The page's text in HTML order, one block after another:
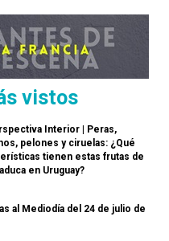
vistos
Interior | Peras,
pelones y ciruelas: ¿Qué
tienen estas frutas de
en Uruguay?
al Mediodía del 24 de julio de